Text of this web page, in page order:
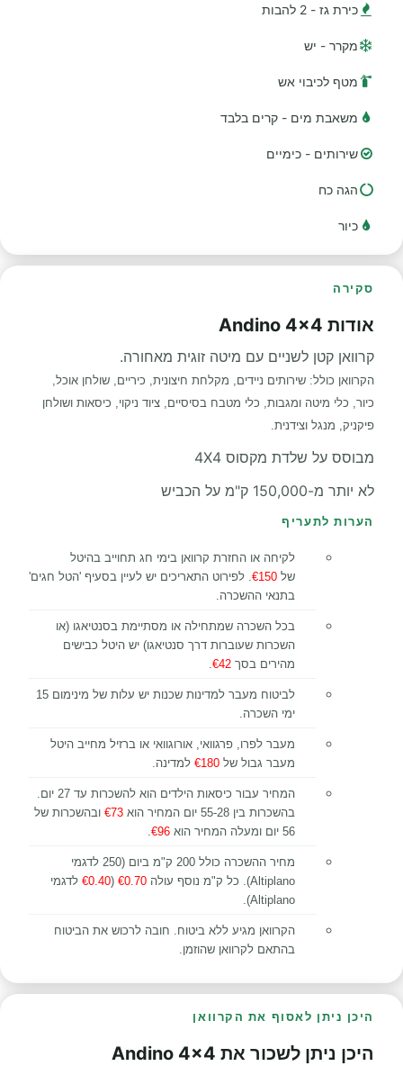
כירת גז - 2 להבות
מקרר - יש
מטף לכיבוי אש
משאבת מים - קרים בלבד
שירותים - כימיים
הגה כח
כיור
סקירה
אודות Andino 4x4
קרוואן קטן לשניים עם מיטה זוגית מאחורה.
הקרוואן כולל: שירותים ניידים, מקלחת חיצונית, כיריים, שולחן אוכל,
כיור, כלי מיטה ומגבות, כלי מטבח בסיסיים, ציוד ניקוי, כיסאות ושולחן
פיקניק, מנגל וצידנית.
מבוסס על שלדת מקסוס 4X4
לא יותר מ-150,000 ק"מ על הכביש
הערות לתעריף
לקיחה או החזרת קרוואן בימי חג תחוייב בהיטל
של €150 . לפירוט התאריכים יש לעיין בסעיף 'הטל חגים'
בתנאי ההשכרה.
בכל השכרה שמתחילה או מסתיימת בסנטיאגו (או
השכרות שעוברות דרך סנטיאגו) יש היטל כבישים
מהירים בסך €42
לביטוח מעבר למדינות שכנות יש עלות של מינימום 15
ימי השכרה.
מעבר לפרו, פרגוואי, אורוגוואי או ברזיל מחייב היטל
מעבר גבול של €180 למדינה.
המחיר עבור כיסאות הילדים הוא להשכרות עד 27 יום.
בהשכרות בין 55-28 יום המחיר הוא
€73 ובהשכרות של
56 יום ומעלה המחיר הוא
€96
מחיר ההשכרה כולל 200 ק"מ ביום (250 לדגמי
Altiplano). כל ק"מ נוסף עולה
€0.70
(
€0.40 לדגמי
Altiplano).
הקרוואן מגיע ללא ביטוח. חובה לרכוש את הביטוח
בהתאם לקרוואן שהוזמן.
היכן ניתן לאסוף את הקרוואן
היכן ניתן לשכור את Andino 4x4